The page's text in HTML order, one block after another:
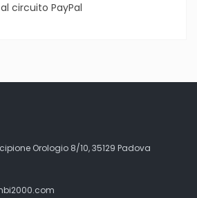
circuito PayPal
Orologio 8/10, 35129 Padova